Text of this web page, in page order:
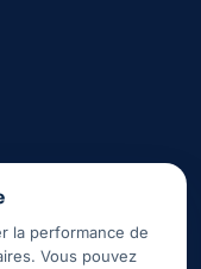
la performance de
Vous pouvez